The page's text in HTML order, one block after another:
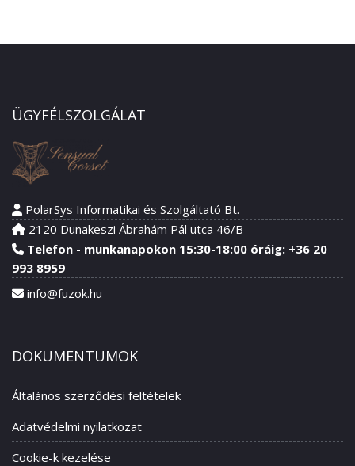
ÜGYFÉLSZOLGÁLAT
PolarSys Informatikai és Szolgáltató Bt.
2120 Dunakeszi Ábrahám Pál utca 46/B
Telefon - munkanapokon 15:30-18:00 óráig: +36 20
993 8959
info@fuzok.hu
DOKUMENTUMOK
Általános szerződési feltételek
Adatvédelmi nyilatkozat
Cookie-k kezelése